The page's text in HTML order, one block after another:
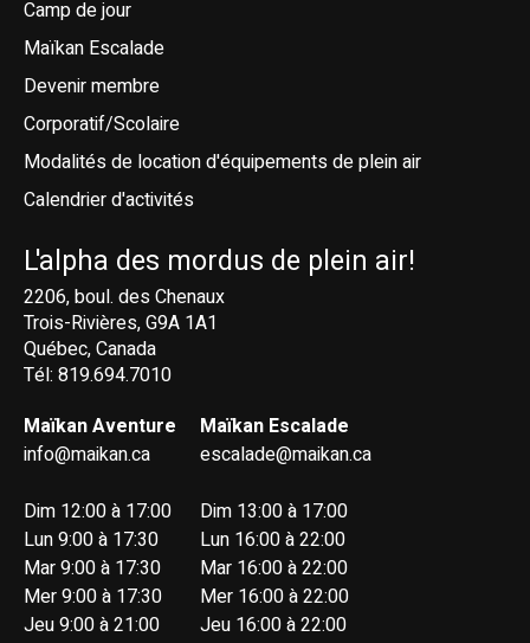
Camp de jour
Maïkan Escalade
Devenir membre
Corporatif/Scolaire
Modalités de location d'équipements de plein air
Calendrier d'activités
L'alpha des mordus de plein air!
2206, boul. des Chenaux
Trois-Rivières, G9A 1A1
Québec, Canada
Tél: 819.694.7010
Maïkan Aventure
info@maikan.ca
Dim 12:00 à 17:00
Lun 9:00 à 17:30
Mar 9:00 à 17:30
Mer 9:00 à 17:30
Jeu 9:00 à 21:00
Maïkan Escalade
escalade@maikan.ca
Dim 13:00 à 17:00
Lun 16:00 à 22:00
Mar 16:00 à 22:00
Mer 16:00 à 22:00
Jeu 16:00 à 22:00